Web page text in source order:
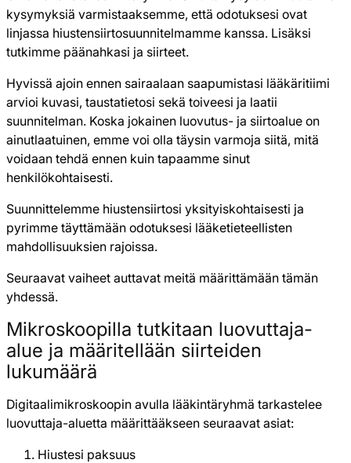
kysymyksiä varmistaaksemme, että odotuksesi ovat
linjassa hiustensiirtosuunnitelmamme kanssa. Lisäksi
tutkimme päänahkasi ja siirteet.
Hyvissä ajoin ennen sairaalaan saapumistasi lääkäritiimi
arvioi kuvasi, taustatietosi sekä toiveesi ja laatii
suunnitelman. Koska jokainen luovutus- ja siirtoalue on
ainutlaatuinen, emme voi olla täysin varmoja siitä, mitä
voidaan tehdä ennen kuin tapaamme sinut
henkilökohtaisesti.
Suunnittelemme hiustensiirtosi yksityiskohtaisesti ja
pyrimme täyttämään odotuksesi lääketieteellisten
mahdollisuuksien rajoissa.
Seuraavat vaiheet auttavat meitä määrittämään tämän
yhdessä.
Mikroskoopilla tutkitaan luovuttaja-
alue ja määritellään siirteiden
lukumäärä
Digitaalimikroskoopin avulla lääkintäryhmä tarkastelee
luovuttaja-aluetta määrittääkseen seuraavat asiat:
Hiustesi paksuus